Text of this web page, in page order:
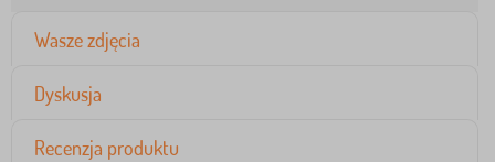
Wasze zdjęcia
Dyskusja
Recenzja produktu